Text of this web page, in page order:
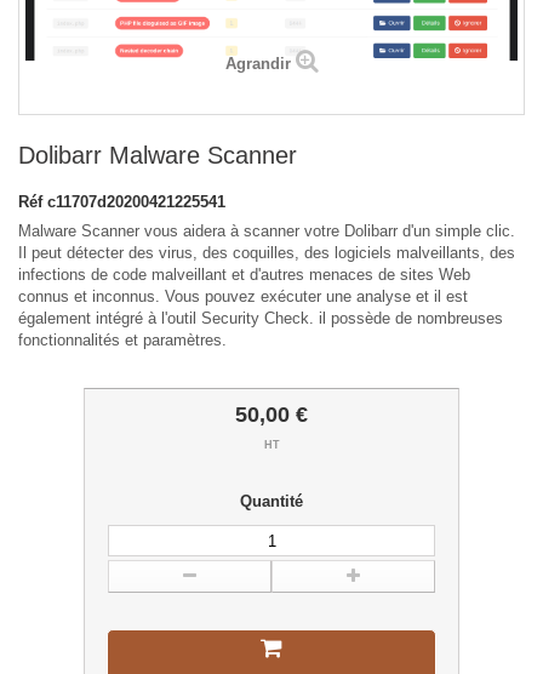
Agrandir
Dolibarr Malware Scanner
Réf c11707d20200421225541
Malware Scanner vous aidera à scanner votre Dolibarr d'un simple clic.
Il peut détecter des virus, des coquilles, des logiciels malveillants, des
infections de code malveillant et d'autres menaces de sites Web
connus et inconnus. Vous pouvez exécuter une analyse et il est
également intégré à l'outil Security Check. il possède de nombreuses
fonctionnalités et paramètres.
50,00 €
HT
Quantité